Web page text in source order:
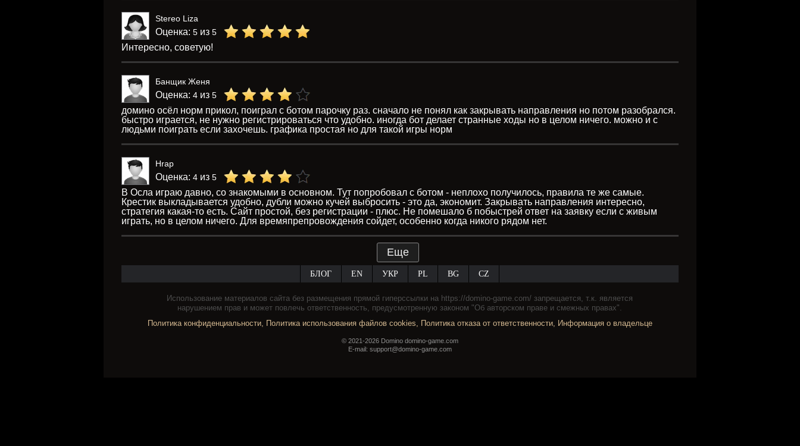
Stereo Liza
Оценка: 5из 5
Интересно, советую!
Банщик Женя
Оценка: 4из 5
домино осёл норм прикол, поиграл с ботом парочку раз. сначало не понял как закрывать направления но потом разобрался.
быстро играется, не нужно регистрироваться что удобно. иногда бот делает странные ходы но в целом ничего. можно и с
людьми поиграть если захочешь. графика простая но для такой игры норм
Hrap
Оценка: 4из 5
В Осла играю давно, со знакомыми в основном. Тут попробовал с ботом - неплохо получилось, правила те же самые.
Крестик выкладывается удобно, дубли можно кучей выбросить - это да, экономит. Закрывать направления интересно,
стратегия какая-то есть. Сайт простой, без регистрации - плюс. Не помешало б побыстрей ответ на заявку если с живым
играть, но в целом ничего. Для времяпрепровождения сойдет, особенно когда никого рядом нет.
Еще
БЛОГ EN УКР PL BG CZ
Использование материалов сайта без размещения прямой гиперссылки на https://domino-game.com/ запрещается, т.к. является
нарушением прав и может повлечь ответственность, предусмотренную законом "Об авторском праве и смежных правах".
Политика конфиденциальности, Политика использования файлов cookies, Политика отказа от ответственности, Информация о владельце
© 2021-2026 Domino domino-game.com
E-mail: support@domino-game.com